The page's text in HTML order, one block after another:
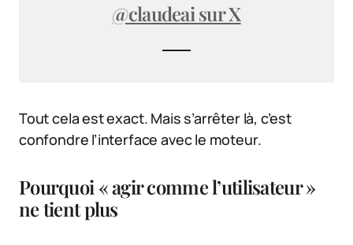
@claudeai sur X
Tout cela est exact. Mais s’arrêter là, c’est
confondre l’interface avec le moteur.
Pourquoi « agir comme l’utilisateur »
ne tient plus